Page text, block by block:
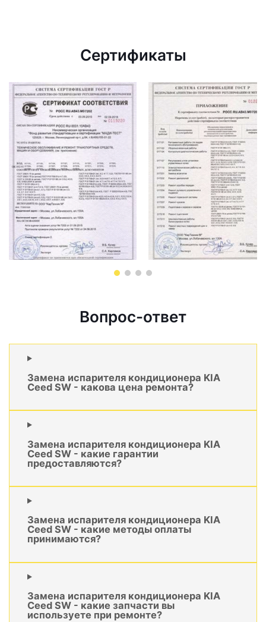
Сертификаты
Вопрос-ответ
Замена испарителя кондиционера KIA
Ceed SW - какова цена ремонта?
Замена испарителя кондиционера KIA
Ceed SW - какие гарантии
предоставляются?
Замена испарителя кондиционера KIA
Ceed SW - какие методы оплаты
принимаются?
Замена испарителя кондиционера KIA
Ceed SW - какие запчасти вы
используете при ремонте?